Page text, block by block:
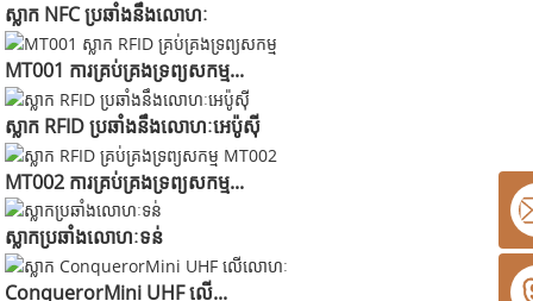
ស្លាក NFC ប្រឆាំងនឹងលោហៈ
MT001 ការគ្រប់គ្រងទ្រព្យសកម្ម...
ស្លាក RFID ប្រឆាំងនឹងលោហៈអេប៉ូស៊ី
MT002 ការគ្រប់គ្រងទ្រព្យសកម្ម...
ស្លាកប្រឆាំងលោហៈទន់
ConquerorMini UHF លើ...